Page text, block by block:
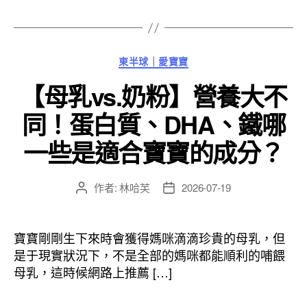
分
類
東半球｜愛寶寶
【母乳vs.奶粉】營養大不
同！蛋白質、DHA、鐵哪
一些是適合寶寶的成分？
文
者
作者:林哈芙
文
佈
日
期
2026-07-19
寶寶剛剛生下來時會獲得媽咪滴滴珍貴的母乳，但
是于現實狀況下，不是全部的媽咪都能順利的哺餵
母乳，這時候網路上推薦 […]